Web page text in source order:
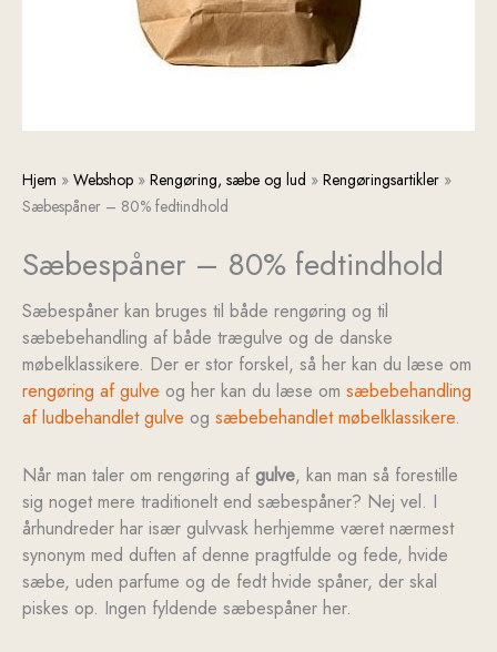
Hjem » Webshop » Rengøring, sæbe og lud » Rengøringsartikler »
Sæbespåner – 80% fedtindhold
Sæbespåner – 80% fedtindhold
Sæbespåner kan bruges til både rengøring og til
sæbebehandling af både trægulve og de danske
møbelklassikere. Der er stor forskel, så her kan du læse om
rengøring af gulve og her kan du læse om sæbebehandling
af ludbehandlet gulve og sæbebehandlet møbelklassikere.
Når man taler om rengøring af gulve, kan man så forestille
sig noget mere traditionelt end sæbespåner? Nej vel. I
århundreder har især gulvvask herhjemme været nærmest
synonym med duften af denne pragtfulde og fede, hvide
sæbe, uden parfume og de fedt hvide spåner, der skal
piskes op. Ingen fyldende sæbespåner her.
Linoliesæbe
antal
Håndskrubbe
-
hårdhed
naturbørster
antal
Gulvklud
antal
Titanhvid
antal
Sæbespåner
-
fedtindhold